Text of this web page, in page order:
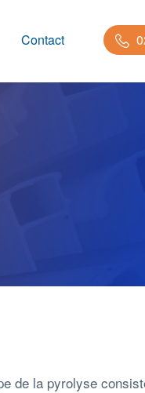
Contact
de la pyrolyse